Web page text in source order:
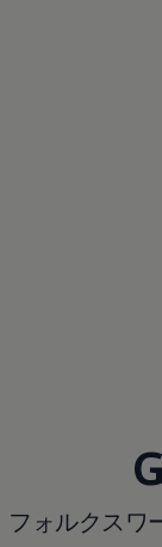
フォルクスワ